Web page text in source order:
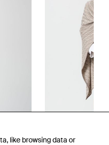
like browsing data or